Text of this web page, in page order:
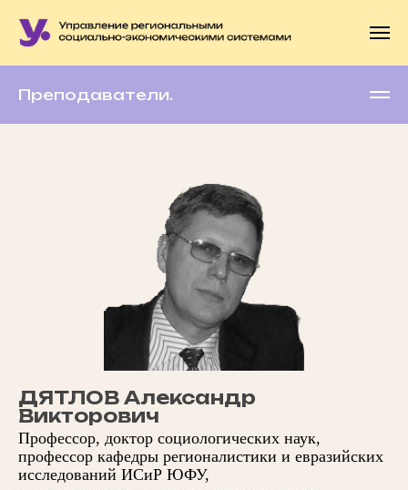
Преподаватели.
ДЯТЛОВ Александр
Викторович
Профессор, доктор социологических наук,
профессор кафедры регионалистики и евразийских
исследований ИСиР ЮФУ,